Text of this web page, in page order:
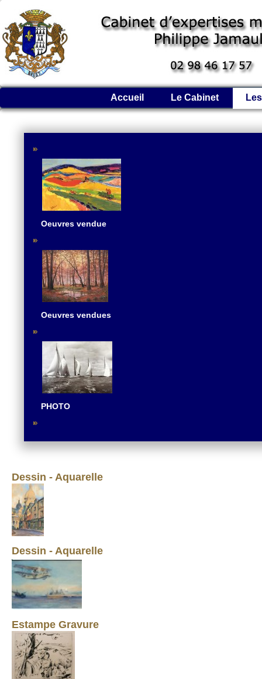
Accueil Le Cabinet
Oeuvres vendue
Oeuvres vendues
PHOTO
Dessin - Aquarelle
Dessin - Aquarelle
Estampe Gravure